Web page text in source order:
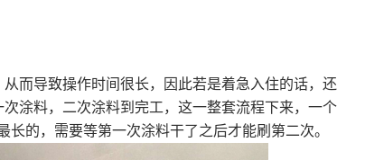
导致操作时间很长，因此若是着急入住的话，还
涂料，二次涂料到完工，这一整套流程下来，一个
的，需要等第一次涂料干了之后才能刷第二次。